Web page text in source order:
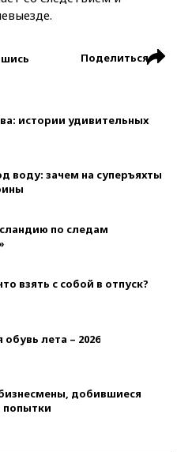
Поделиться
истории удивительных
воду: зачем на суперъяхты
по следам
взять с собой в отпуск?
лета – 2026
добившиеся
попытки